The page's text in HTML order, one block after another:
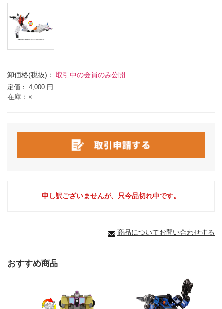
卸価格(税抜)： 取引中の会員のみ公開
定価： 4,000 円
在庫：×
申し訳ございませんが、只今品切れ中です。
商品についてお問い合わせする
おすすめ商品